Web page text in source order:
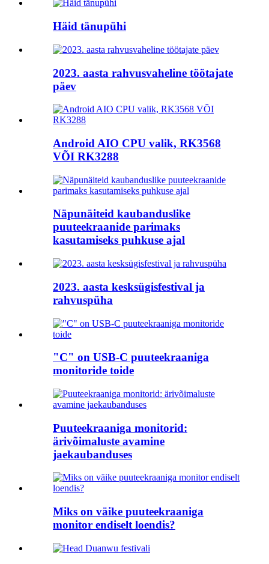
Häid tänupühi
2023. aasta rahvusvaheline töötajate
päev
Android AIO CPU valik, RK3568
VÕI RK3288
Näpunäiteid kaubanduslike
puuteekraanide parimaks
kasutamiseks puhkuse ajal
2023. aasta kesksügisfestival ja
rahvuspüha
"C" on USB-C puuteekraaniga
monitoride toide
Puuteekraaniga monitorid:
ärivõimaluste avamine
jaekaubanduses
Miks on väike puuteekraaniga
monitor endiselt loendis?